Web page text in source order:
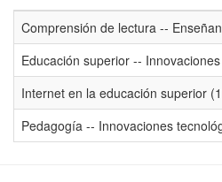
Comprensión de lectura --
Educación superior --
Internet en la educación superior
Pedagogía -- Innovaciones